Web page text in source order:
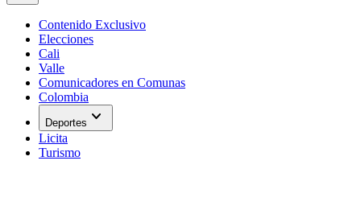
Contenido Exclusivo
Elecciones
Cali
Valle
Comunicadores en Comunas
Colombia
Deportes expand_more
Licita
Turismo